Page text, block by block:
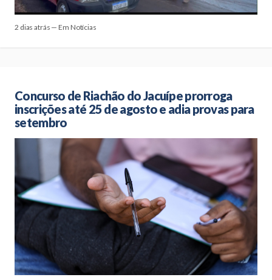
2 dias atrás — Em Notícias
Concurso de Riachão do Jacuípe prorroga
inscrições até 25 de agosto e adia provas para
setembro